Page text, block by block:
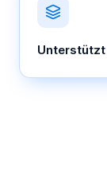
Unterstützt